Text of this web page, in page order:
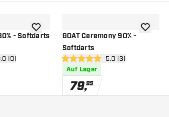
- Softdarts
öffnen
(0)
Zur Wunschliste hinzufügen
GOAT Ceremony 90% -
Softdarts
Bewertungsbereich
5 Bewertungssterne
5.0 (3)
Auf Lager
79,95
Zur